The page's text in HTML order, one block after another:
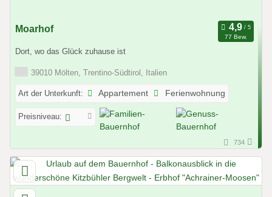
Moarhof
77 Bew.
Dort, wo das Glück zuhause ist
39010 Mölten, Trentino-Südtirol, Italien
Art der Unterkunft: Appartement Ferienwohnung
Preisniveau:
734